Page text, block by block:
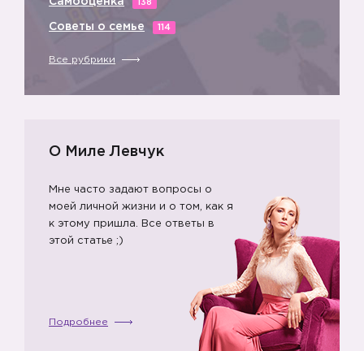
138
Советы о семье 114
Все рубрики
О Миле Левчук
Мне часто задают вопросы о
моей личной жизни и о том, как я
к этому пришла. Все ответы в
этой статье ;)
Подробнее